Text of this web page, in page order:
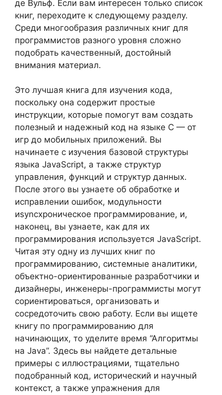
де Вульф. Если вам интересен только список
книг, переходите к следующему разделу.
Среди многообразия различных книг для
программистов разного уровня сложно
подобрать качественный, достойный
внимания материал.
Это лучшая книга для изучения кода,
поскольку она содержит простые
инструкции, которые помогут вам создать
полезный и надежный код на языке C — от
игр до мобильных приложений. Вы
начинаете с изучения базовой структуры
языка JavaScript, а также структур
управления, функций и структур данных.
После этого вы узнаете об обработке и
исправлении ошибок, модульности
иsyncхроническое программирование, и,
наконец, вы узнаете, как для их
программирования используется JavaScript.
Читая эту одну из лучших книг по
программированию, системные аналитики,
объектно-ориентированные разработчики и
дизайнеры, инженеры-программисты могут
сориентироваться, организовать и
сосредоточить свою работу. Если вы ищете
книгу по программированию для
начинающих, то уделите время “Алгоритмы
на Java”. Здесь вы найдете детальные
примеры с иллюстрациями, тщательно
подобранный код, исторический и научный
контекст, а также упражнения для